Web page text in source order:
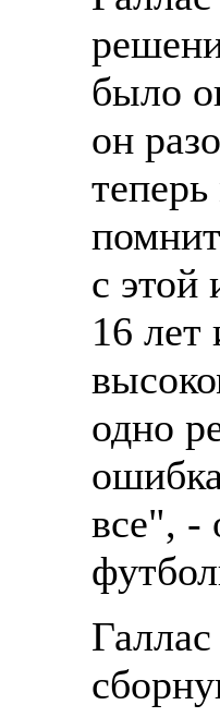
было
он
с этой
16 лет
одно
все", -